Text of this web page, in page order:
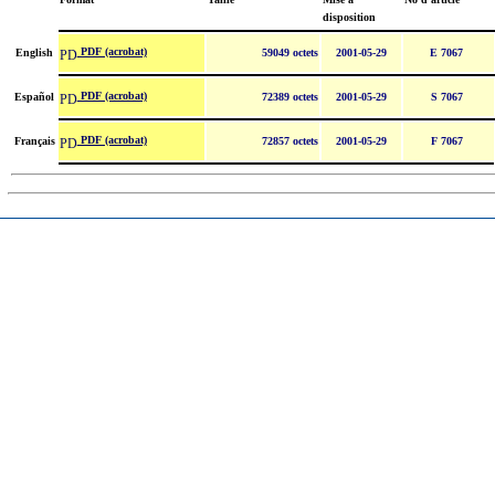
disposition
English PDF (acrobat) 59049 octets 2001-05-29 E 7067
Español PDF (acrobat) 72389 octets 2001-05-29 S 7067
Français PDF (acrobat) 72857 octets 2001-05-29 F 7067